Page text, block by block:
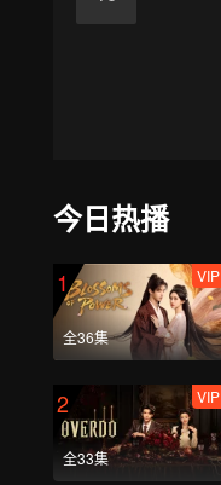
今日热播
1
全36集
VIP
2
全33集
VIP